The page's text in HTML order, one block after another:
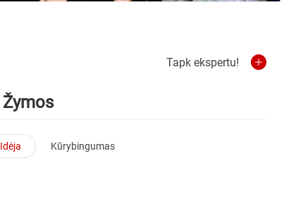
Tapk ekspertu!
Žymos
Idėja Kūrybingumas